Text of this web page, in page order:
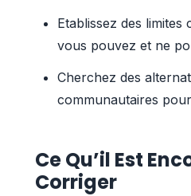
Etablissez des limites
vous pouvez et ne
Cherchez des
communautaires
Ce Qu’il Est
Corriger